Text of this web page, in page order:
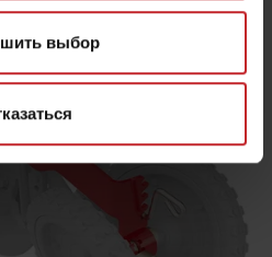
выбор